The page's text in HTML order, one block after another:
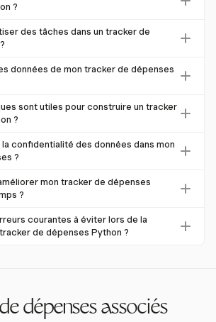
?
Python de base nécessite un
comme CSV ou SQLite, une validation
enregistrer, visualiser et calculer les
des tâches dans un tracker de
des tâches en utilisant des
analyser des reçus ou synchroniser
et augmente l'efficacité.
données de mon tracker de dépenses
comme Matplotlib ou Plotly
de bord visuels. Harvest permet
sont utiles pour construire un tracker
?
incluent Pandas pour la manipulation
pour la visualisation, et SQLite
et la gestion des données.
confidentialité des données dans mon
?
politique de conservation des
aux réglementations comme le RGPD.
sécurisé des informations
mon tracker de dépenses
?
des fonctionnalités comme la
des données, une visualisation
courantes à éviter lors de la
de dépenses Python ?
pour améliorer la précision de
dépenses associés